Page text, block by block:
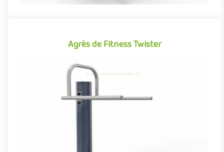
Agrès de Fitness Twister
Agrès de Fitness Twister
Agrès de fitness de plein air conjuguant activités sportives et